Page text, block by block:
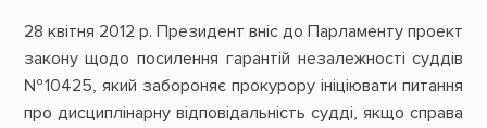
28 квітня 2012 р. Президент вніс до Парламенту проект
закону щодо посилення гарантій незалежності суддів
№10425, який забороняє прокурору ініціювати питання
про дисциплінарну відповідальність судді, якщо справа